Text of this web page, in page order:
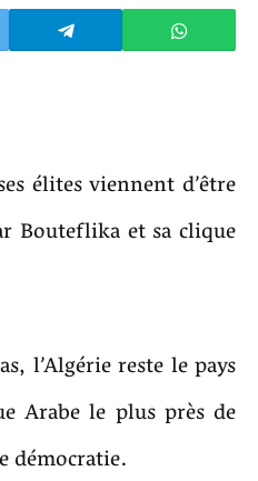
élites viennent d’être
Bouteflika et sa clique
l’Algérie reste le pays
Arabe le plus près de
démocratie.